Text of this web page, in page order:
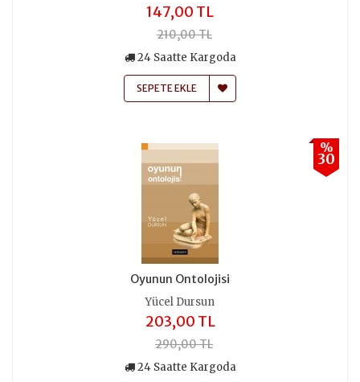
147,00 TL
210,00 TL
24 Saatte Kargoda
SEPETE EKLE
%
30
Oyunun Ontolojisi
Yücel Dursun
203,00 TL
290,00 TL
24 Saatte Kargoda